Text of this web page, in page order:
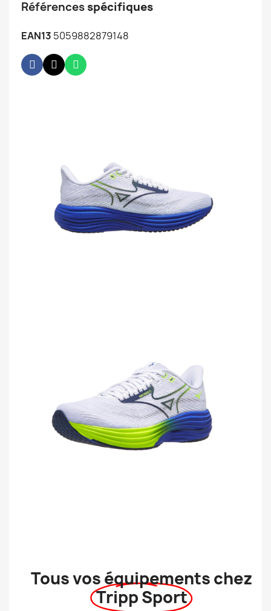
Références spécifiques
EAN13 5059882879148
Tous vos équipements chez
Tripp Sport